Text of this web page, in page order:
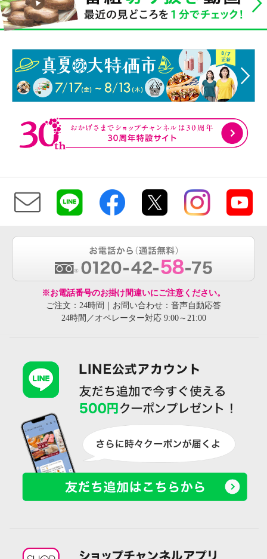
※お電話番号のお掛け間違いにご注意ください。
ご注文：24時間｜お問い合わせ：音声自動応答
24時間／オペレーター対応 9:00～21:00